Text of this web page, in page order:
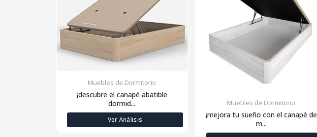
Muebles de Dormitorio
¡descubre el canapé abatible
dormid...
Ver Análisis
Muebles de Dormitorio
¡mejora tu sueño con el canapé de
m...